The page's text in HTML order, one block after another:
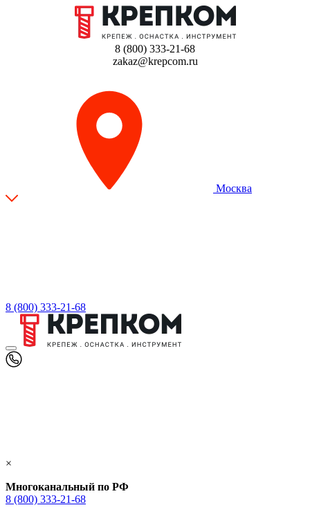
8 (800) 333-21-68
zakaz@krepcom.ru
Москва
8 (800) 333-21-68
×
Многоканальный по РФ
8 (800) 333‑21-68